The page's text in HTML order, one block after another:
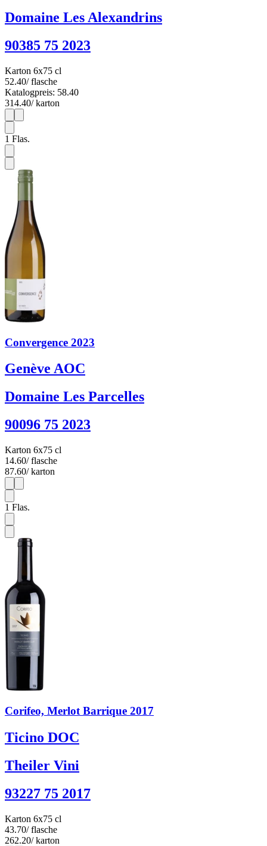
Domaine Les Alexandrins
90385 75 2023
Karton 6x75 cl
52.40/ flasche
Katalogpreis: 58.40
314.40/ karton
1
1 Flas.
Convergence 2023
Genève AOC
Domaine Les Parcelles
90096 75 2023
Karton 6x75 cl
14.60/ flasche
87.60/ karton
1
1 Flas.
Corifeo, Merlot Barrique 2017
Ticino DOC
Theiler Vini
93227 75 2017
Karton 6x75 cl
43.70/ flasche
262.20/ karton